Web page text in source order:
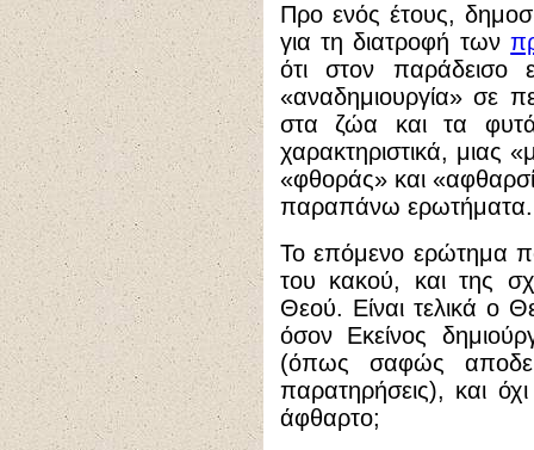
Προ ενός έτους,
για τη διατροφή των
ότι στον παράδεισο
«αναδημιουργία» σε
στα ζώα και τα
χαρακτηριστικά, μιας
«φθοράς» και
παραπάνω ερωτήματα.
Το επόμενο ερώτημα
του κακού, και της
Θεού. Είναι τελικά ο
όσον Εκείνος
(όπως σαφώς
παρατηρήσεις), και
άφθαρτο;